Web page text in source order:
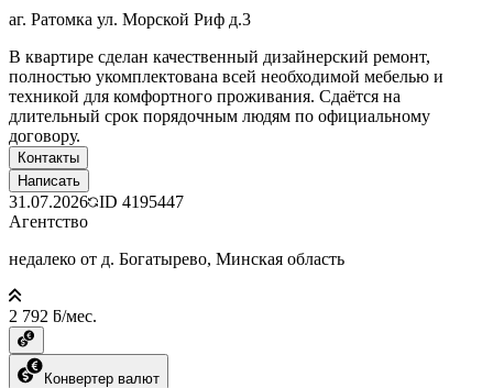
аг. Ратомка ул. Морской Риф д.3
В квартире сделан качественный дизайнерский ремонт,
полностью укомплектована всей необходимой мебелью и
техникой для комфортного проживания. Сдаётся на
длительный срок порядочным людям по официальному
договору.
Контакты
Написать
31.07.2026 ID 4195447
Агентство
недалеко от д. Богатырево, Минская область
2 792 ƃ/мес.
Конвертер валют